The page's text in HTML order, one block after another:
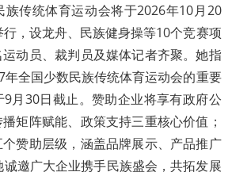
族传统体育运动会将于2026年10月20
，设龙舟、民族健身操等10个竞赛项
动员、裁判员及媒体记者齐聚。她指
全国少数民族传统体育运动会的重要
月30日截止。赞助企业将享有政府公
矩阵赋能、政策支持三重核心价值；
赞助层级，涵盖品牌展示、产品推广
邀广大企业携手民族盛会，共拓发展